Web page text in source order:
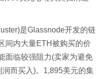
是Glassnode开发的链
间内大量ETH被购买的价
面临较强阻力(卖家为避免
而买入)。1,895美元的集